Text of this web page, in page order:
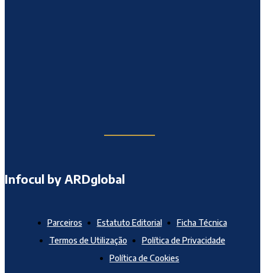
Infocul by ARDglobal
Parceiros Estatuto Editorial
Ficha Técnica
Termos de Utilização
Política de Privacidade
Política de Cookies